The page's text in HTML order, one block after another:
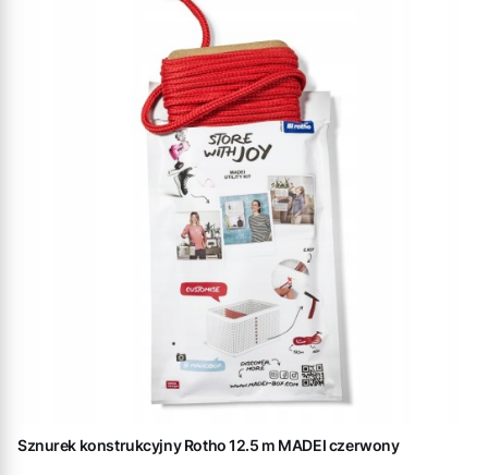
Sznurek konstrukcyjny Rotho 12.5 m MADEI czerwony